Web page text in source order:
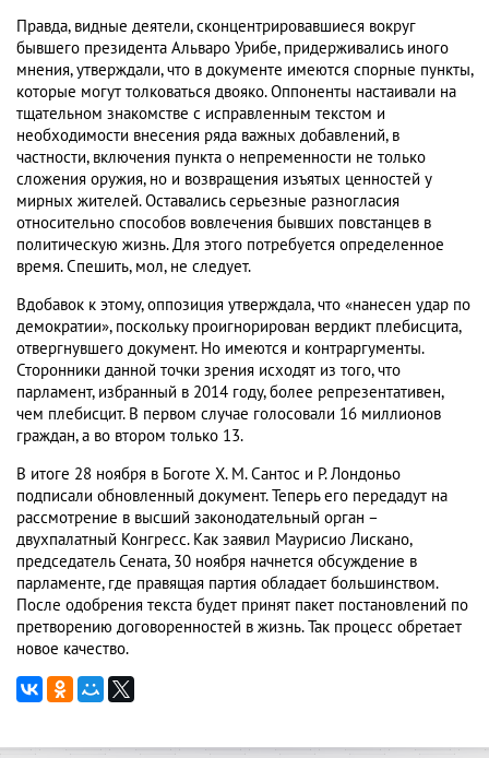
Правда, видные деятели, сконцентрировавшиеся вокруг
бывшего президента Альваро Урибе, придерживались иного
мнения, утверждали, что в документе имеются спорные пункты,
которые могут толковаться двояко. Оппоненты настаивали на
тщательном знакомстве с исправленным текстом и
необходимости внесения ряда важных добавлений, в
частности, включения пункта о непременности не только
сложения оружия, но и возвращения изъятых ценностей у
мирных жителей. Оставались серьезные разногласия
относительно способов вовлечения бывших повстанцев в
политическую жизнь. Для этого потребуется определенное
время. Спешить, мол, не следует.
Вдобавок к этому, оппозиция утверждала, что «нанесен удар по
демократии», поскольку проигнорирован вердикт плебисцита,
отвергнувшего документ. Но имеются и контраргументы.
Сторонники данной точки зрения исходят из того, что
парламент, избранный в 2014 году, более репрезентативен,
чем плебисцит. В первом случае голосовали 16 миллионов
граждан, а во втором только 13.
В итоге 28 ноября в Боготе Х. М. Сантос и Р. Лондоньо
подписали обновленный документ. Теперь его передадут на
рассмотрение в высший законодательный орган –
двухпалатный Конгресс. Как заявил Маурисио Лискано,
председатель Сената, 30 ноября начнется обсуждение в
парламенте, где правящая партия обладает большинством.
После одобрения текста будет принят пакет постановлений по
претворению договоренностей в жизнь. Так процесс обретает
новое качество.